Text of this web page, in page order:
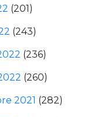
(201)
(243)
(236)
(260)
2021 (282)